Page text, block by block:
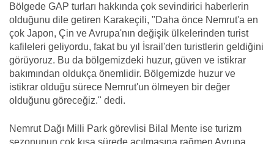
Bölgede GAP turları hakkında çok sevindirici haberlerin
olduğunu dile getiren Karakeçili, "Daha önce Nemrut'a en
çok Japon, Çin ve Avrupa'nın değişik ülkelerinden turist
kafileleri geliyordu, fakat bu yıl İsrail'den turistlerin geldiğini
görüyoruz. Bu da bölgemizdeki huzur, güven ve istikrar
bakımından oldukça önemlidir. Bölgemizde huzur ve
istikrar olduğu sürece Nemrut'un ölmeyen bir değer
olduğunu göreceğiz." dedi.
Nemrut Dağı Milli Park görevlisi Bilal Mente ise turizm